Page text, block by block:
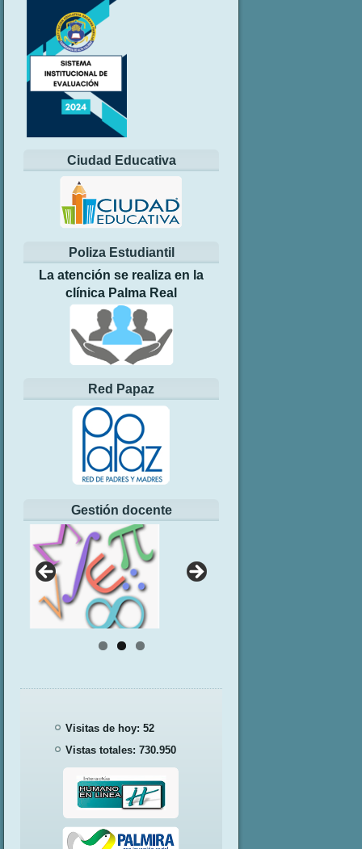
Ciudad Educativa
Poliza Estudiantil
La atención se realiza en la
clínica Palma Real
Red Papaz
Gestión docente
Visitas de hoy:52
Vistas totales:730.950